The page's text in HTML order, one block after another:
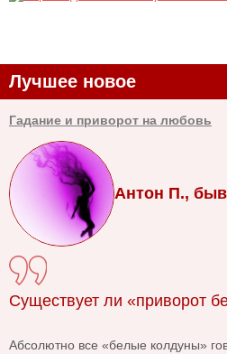
Лучшее новое
Гадание и приворот на любовь
Антон П.,
Существует ли «приворот
Абсолютно все «белые колдуны»